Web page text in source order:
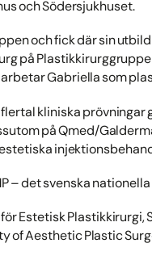
och Södersjukhuset.
och fick där sin
på
Gabriella som
kliniska
på Qmed/
– det svenska
Estetisk
of Aesthetic Plastic